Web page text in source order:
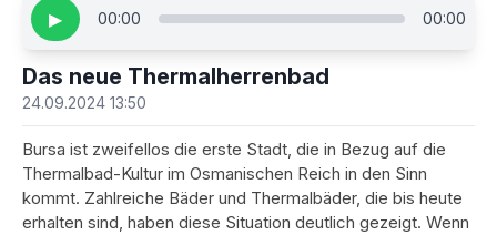
▶ 00:00 00:00
Das neue Thermalherrenbad
24.09.2024 13:50
Bursa ist zweifellos die erste Stadt, die in Bezug auf die
Thermalbad-Kultur im Osmanischen Reich in den Sinn
kommt. Zahlreiche Bäder und Thermalbäder, die bis heute
erhalten sind, haben diese Situation deutlich gezeigt. Wenn